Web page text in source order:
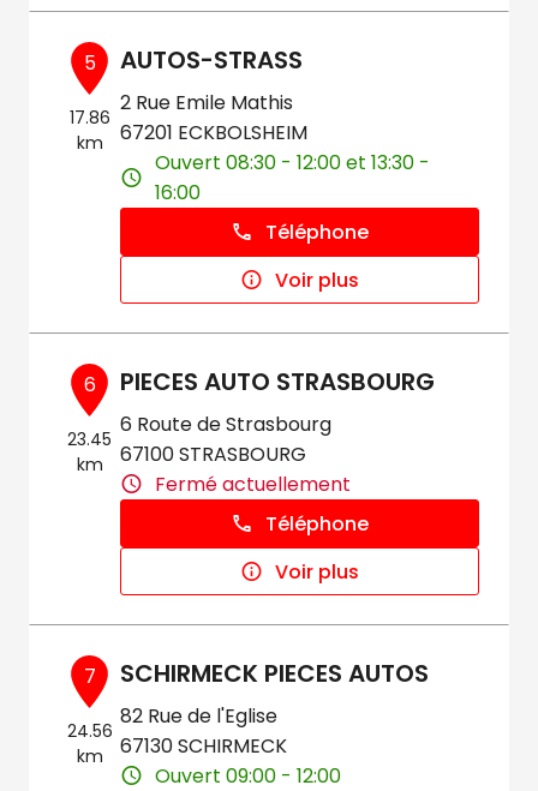
5
17.86
km
AUTOS-STRASS
2 Rue Emile Mathis
67201 ECKBOLSHEIM
Ouvert 08:30 - 12:00 et 13:30 -
16:00
Téléphone
Voir plus
6
23.45
km
PIECES AUTO STRASBOURG
6 Route de Strasbourg
67100 STRASBOURG
Fermé actuellement
Téléphone
Voir plus
7
24.56
km
SCHIRMECK PIECES AUTOS
82 Rue de l'Eglise
67130 SCHIRMECK
Ouvert 09:00 - 12:00